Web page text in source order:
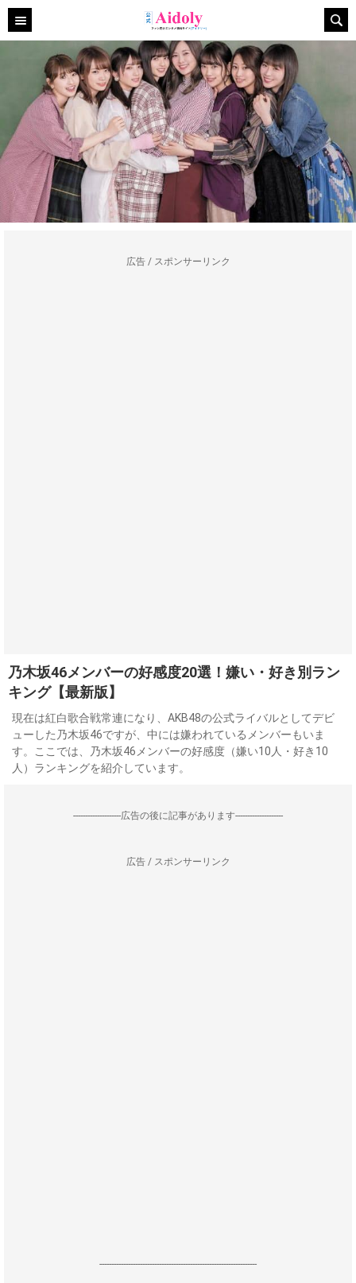
広告 / スポンサーリンク
乃木坂46メンバーの好感度20選！嫌い・好き別ラン
キング【最新版】
現在は紅白歌合戦常連になり、AKB48の公式ライバルとしてデビ
ューした乃木坂46ですが、中には嫌われているメンバーもいま
す。ここでは、乃木坂46メンバーの好感度（嫌い10人・好き10
人）ランキングを紹介しています。
--------------------広告の後に記事があります--------------------
広告 / スポンサーリンク
------------------------------------------------------------------